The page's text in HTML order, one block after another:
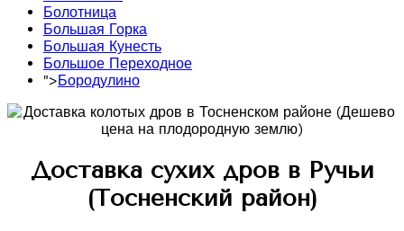
Болотница
Большая Горка
Большая Кунесть
Большое Переходное
">Бородулино
Доставка сухих дров в Ручьи
(Тосненский район)